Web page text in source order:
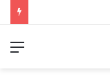
Menu